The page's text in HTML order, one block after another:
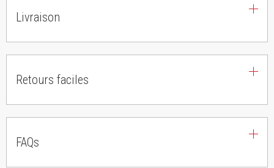
Livraison
Retours faciles
FAQs